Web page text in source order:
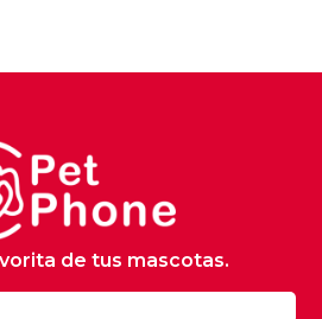
de tus mascotas.